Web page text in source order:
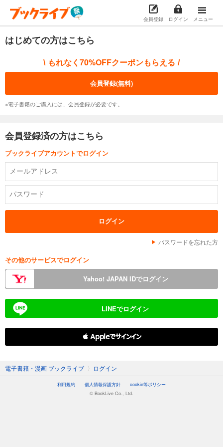
会員登録 ログイン メニュー
はじめての方はこちら
\ もれなく70%OFFクーポンもらえる /
会員登録(無料)
※電子書籍のご購入には、会員登録が必要です。
会員登録済の方はこちら
ブックライブアカウントでログイン
パスワードを忘れた方
その他のサービスでログイン
Yahoo! JAPAN IDでログイン
LINEでログイン
 Appleでサインイン
電子書籍・漫画 ブックライブ 〉 ログイン
利用規約 個人情報保護方針
cookie等ポリシー
© BookLive Co., Ltd.